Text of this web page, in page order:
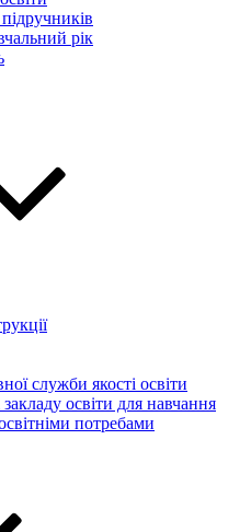
рік
служби якості освіти
освіти для навчання
потребами